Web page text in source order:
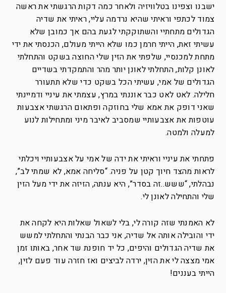
ישבנו וצפינו בטלוויזיה ולאחר כמה דקות הרגשתי את ראשה
צמוד לכתפי וראיתי שהיא נרדמה עליי, ראיתי את שדיה
הגדולים מתחתיי והשתוקקתי לגעת בהם אך כמובן שלא
עשיתי זאת, הייתי חרמן כמו שלא הייתי מעולם, הכנסתי את ידי
מתחת למכנסיי, שלפתי את הזין שלי החוצה בשקט והתחלתי
לאונן קלות, התחלתי לאונן יותר מהר והתמקדתי בשדיים
הגדולים של אמי, עשיתי הכל בשקט כדי שלא תתעורר
חלילה. לאט לאט כבר אוננתי במרץ, עצמתי את עיניי ודמיינתי
שאני דופק את אמא שלי בחוזקה ופתאום הרגשתי אצבעות
עוטפות את אצבעותיי שמסביב לאיבר מיני ומתחילות לנוע
למעלה ולמטה.
פתחתי את עיניי וראיתי את ידה של אמי על אצבעותיי ויכלתי
לראות מהצד חיוך קטן על פניה. “סליחה אמא, לא שמתי לב”,
נבהלתי, “ששש..זה בסדר”, היא ענתה, הזיזה את ידי מעל הזין
שלי והתחילה לאונן לי.
לא האמנתי שזה קורה לי, בלי לשאול שאלות היא לקחה את
ידי והובילה אותה אל שדיה, אני כבר הבנתי והתחלתי למשש
את שדיה הגדולים והיפים, כל יד חופנת שד אחר, באותו זמן
אמי מצצה לי את הזין, ירדה לביצים ואז חזרה עוד פעם לזין,
הייתי בעננים!